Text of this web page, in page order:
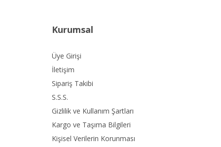
Kurumsal
Üye Girişi
İletişim
Sipariş Takibi
S.S.S.
Gizlilik ve Kullanım Şartları
Kargo ve Taşıma Bilgileri
Kişisel Verilerin Korunması